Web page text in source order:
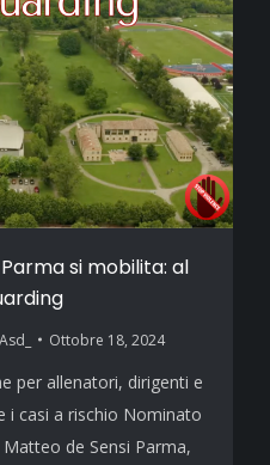
si mobilita: al
Ottobre 18, 2024
per allenatori, dirigenti e
i casi a rischio Nominato
de Sensi Parma,